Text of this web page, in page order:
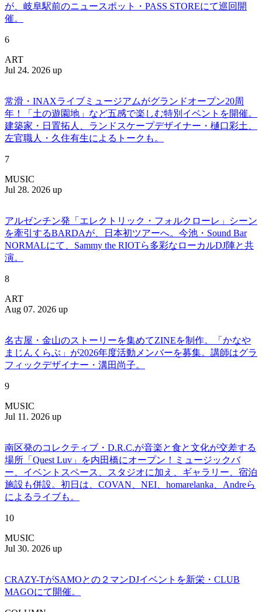
が、岐阜駅前のニュースポット・PASS STOREにて巡回開
催。
6
ART
Jul 24. 2026 up
常滑・INAXライブミュージアムがグランドオープン20周
年！「土の遊園地」など五感で楽しむ特別イベントを開催。
建築家・日置拓人、ランドスケープデザイナー・樋口彩土、
左官職人・久住有生によるトークも。
7
MUSIC
Jul 28. 2026 up
アルゼンチン発「エレクトリック・フォルクローレ」シーン
を牽引するBARDAが、日本初ツアーへ。今池・Sound Bar
NORMALにて、Sammy the RIOTら多彩なローカルDJ陣と共
演。
8
ART
Aug 07. 2026 up
名古屋・金山のストーリーを集めてZINEを制作。「かなや
まじんくらぶ」が2026年度活動メンバーを募集。講師はグラ
フィックデザイナー・溝田尚子。
9
MUSIC
Jul 11. 2026 up
南区発のコレクティブ・D.R.C.が⾳楽と⾷と⽂化が交差する
場所「Quest Luv」を内田橋にオープン！ミュージックバ
ー、イベントスペース、スタジオに加え、ギャラリー、宿泊
施設も併設。初日は、COVAN、NEI、homarelanka、Andreら
によるライブも。
10
MUSIC
Jul 30. 2026 up
CRAZY-TがSAMOとの２マンDJイベントを新栄・CLUB
MAGOにて開催。